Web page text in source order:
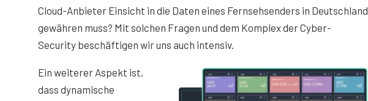
Cloud-Anbieter Einsicht in die Daten eines Fernsehsenders in Deutschland
gewähren muss? Mit solchen Fragen und dem Komplex der Cyber-
Security beschäftigen wir uns auch intensiv.
Ein weiterer Aspekt ist,
dass dynamische